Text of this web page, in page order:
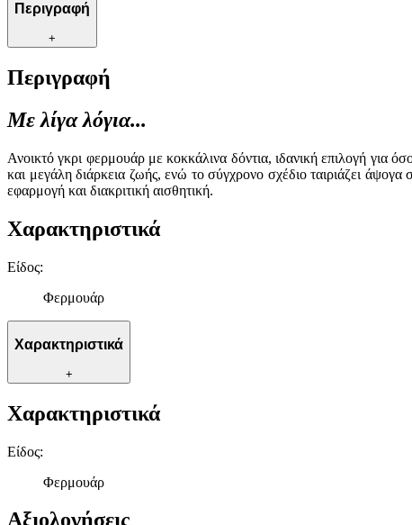
Περιγραφή
+
Περιγραφή
Με λίγα λόγια...
Ανοικτό γκρι φερμουάρ με κοκκάλινα δόντια, ιδανική επιλογή για
και μεγάλη διάρκεια ζωής, ενώ το σύγχρονο σχέδιο ταιριάζει
εφαρμογή και διακριτική αισθητική.
Χαρακτηριστικά
Είδος:
Φερμουάρ
Χαρακτηριστικά
+
Χαρακτηριστικά
Είδος:
Φερμουάρ
Αξιολογήσεις